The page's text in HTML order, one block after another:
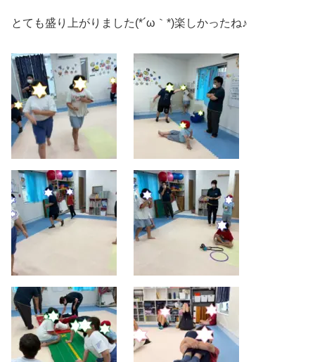
とても盛り上がりました(*´ω｀*)楽しかったね♪